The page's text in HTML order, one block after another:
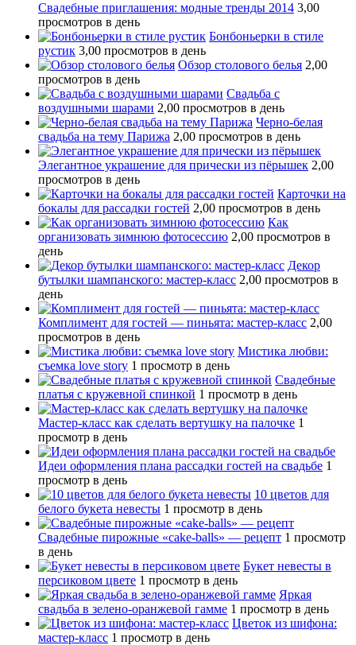
Свадебные приглашения: модные тренды 2014 3,00
просмотров в день
Бонбоньерки в стиле
рустик 3,00 просмотров в день
Обзор столового белья 2,00
просмотров в день
Свадьба с
воздушными шарами 2,00 просмотров в день
Черно-белая
свадьба на тему Парижа 2,00 просмотров в день
Элегантное украшение для прически из пёрышек 2,00
просмотров в день
Карточки на
бокалы для рассадки гостей 2,00 просмотров в день
Как
организовать зимнюю фотосессию 2,00 просмотров в
день
Декор
бутылки шампанского: мастер-класс 2,00 просмотров в
день
Комплимент для гостей — пиньята: мастер-класс 2,00
просмотров в день
Мистика любви:
съемка love story 1 просмотр в день
Свадебные
платья с кружевной спинкой 1 просмотр в день
Мастер-класс как сделать вертушку на палочке 1
просмотр в день
Идеи оформления плана рассадки гостей на свадьбе 1
просмотр в день
10 цветов для
белого букета невесты 1 просмотр в день
Свадебные пирожные «cake-balls» — рецепт 1 просмотр
в день
Букет невесты в
персиковом цвете 1 просмотр в день
Яркая
свадьба в зелено-оранжевой гамме 1 просмотр в день
Цветок из шифона:
мастер-класс 1 просмотр в день